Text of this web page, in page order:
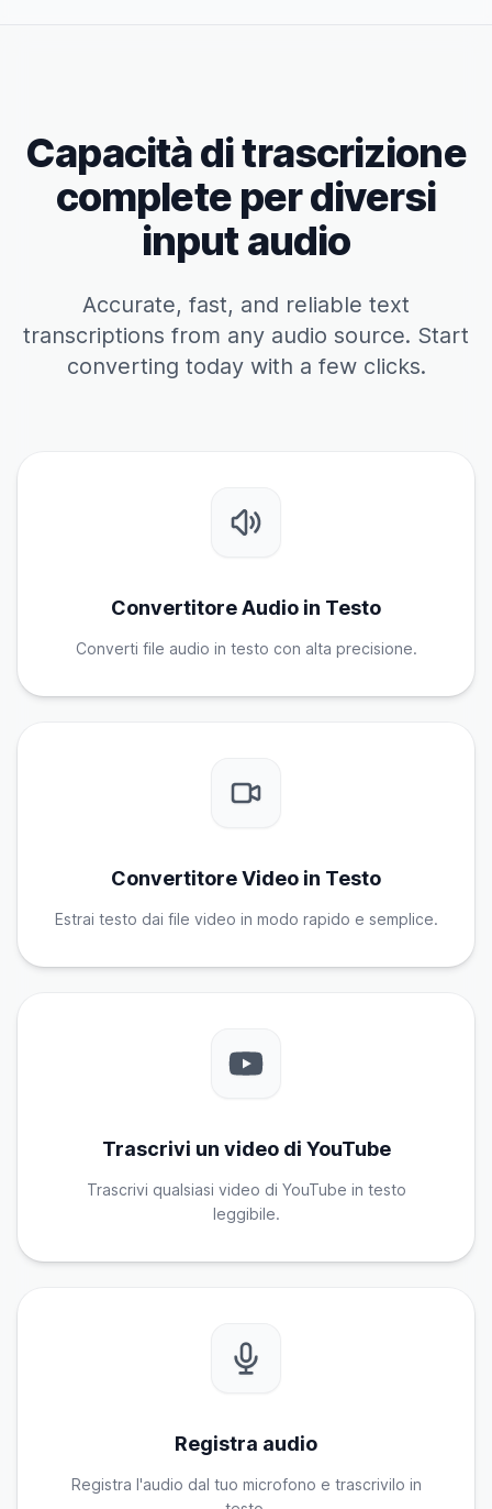
Capacità di trascrizione
complete per diversi
input audio
Accurate, fast, and reliable text
transcriptions from any audio source. Start
converting today with a few clicks.
Convertitore Audio in Testo
Converti file audio in testo con alta precisione.
Convertitore Video in Testo
Estrai testo dai file video in modo rapido e semplice.
Trascrivi un video di YouTube
Trascrivi qualsiasi video di YouTube in testo
leggibile.
Registra audio
Registra l'audio dal tuo microfono e trascrivilo in